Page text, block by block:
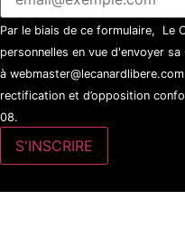
Par le biais de ce formulaire, Le
personnelles en vue d'envoyer
à
rectification et d’opposition
08.